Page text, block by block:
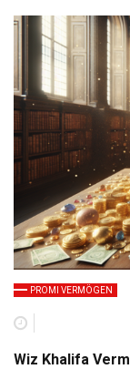
PROMI VERMÖGEN
Wiz Khalifa